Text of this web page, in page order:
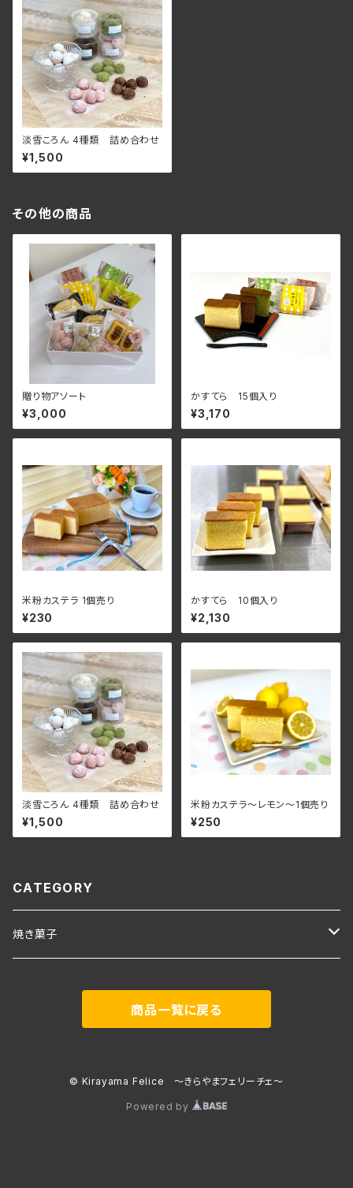
淡雪ころん 4種類 詰め合わせ
¥1,500
その他の商品
贈り物アソート
¥3,000
かすてら 15個入り
¥3,170
米粉カステラ 1個売り
¥230
かすてら 10個入り
¥2,130
淡雪ころん 4種類 詰め合わせ
¥1,500
米粉カステラ～レモン～1個売り
¥250
CATEGORY
焼き菓子
商品一覧に戻る
© Kirayama Felice ～きらやまフェリーチェ～
Powered by